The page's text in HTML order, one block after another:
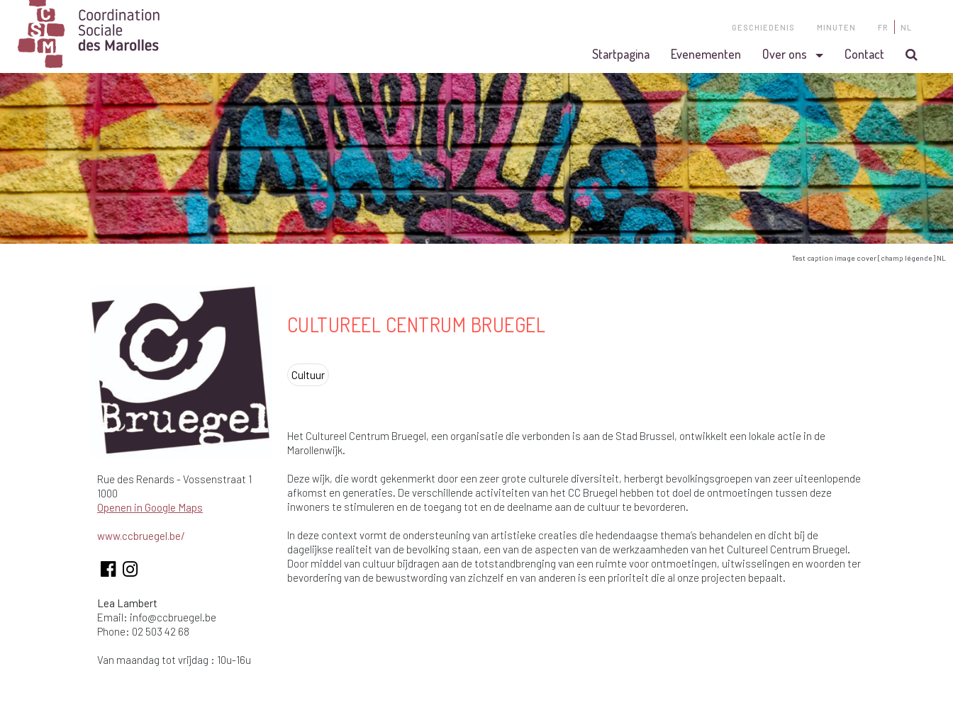
Main Navigation
GESCHIEDENIS MINUTEN FR NL
Startpagina Evenementen Over ons Contact
Test caption image cover [champ légende] NL
Rue des Renards - Vossenstraat 1
1000
Openen in Google Maps
www.ccbruegel.be/
Lea Lambert
Email: info@ccbruegel.be
Phone: 02 503 42 68
Van maandag tot vrijdag : 10u-16u
CULTUREEL CENTRUM BRUEGEL
Cultuur
Het Cultureel Centrum Bruegel, een organisatie die verbonden is aan de Stad Brussel, ontwikkelt een lokale actie in de
Marollenwijk.
Deze wijk, die wordt gekenmerkt door een zeer grote culturele diversiteit, herbergt bevolkingsgroepen van zeer uiteenlopende
afkomst en generaties. De verschillende activiteiten van het CC Bruegel hebben tot doel de ontmoetingen tussen deze
inwoners te stimuleren en de toegang tot en de deelname aan de cultuur te bevorderen.
In deze context vormt de ondersteuning van artistieke creaties die hedendaagse thema’s behandelen en dicht bij de
dagelijkse realiteit van de bevolking staan, een van de aspecten van de werkzaamheden van het Cultureel Centrum Bruegel.
Door middel van cultuur bijdragen aan de totstandbrenging van een ruimte voor ontmoetingen, uitwisselingen en woorden ter
bevordering van de bewustwording van zichzelf en van anderen is een prioriteit die al onze projecten bepaalt.